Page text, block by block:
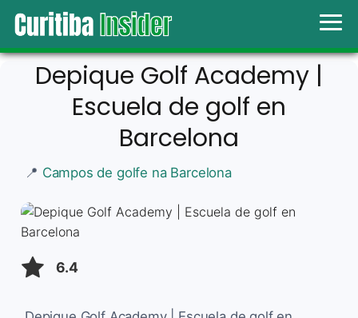
Depique Golf Academy |
Escuela de golf en
Barcelona
📍 Campos de golfe na Barcelona
6.4